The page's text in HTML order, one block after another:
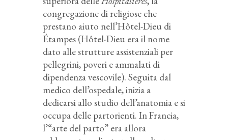
congregazione di religiose che
prestano aiuto nell’Hôtel-Dieu di
Étampes (Hôtel-Dieu era il nome
dato alle strutture assistenziali per
pellegrini, poveri e ammalati di
dipendenza vescovile). Seguita dal
medico dell’ospedale, inizia a
dedicarsi allo studio dell’anatomia e si
occupa delle partorienti. In Francia,
l’“arte del parto” era allora